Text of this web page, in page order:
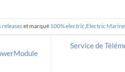
releaseset marqué 100% electric Electric Marine
Service de